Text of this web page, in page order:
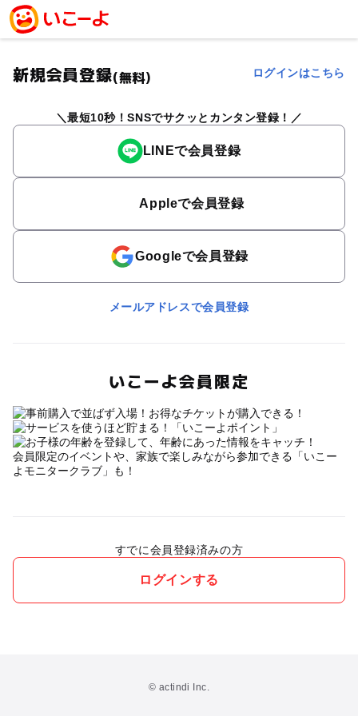
新規会員登録(無料) ログインはこちら
最短10秒！SNSでサクッとカンタン登録！
LINEで会員登録
Appleで会員登録
Googleで会員登録
メールアドレスで会員登録
いこーよ会員限定
会員限定のイベントや、家族で楽しみながら参加できる「いこー
よモニタークラブ」も！
すでに会員登録済みの方
ログインする
© actindi Inc.